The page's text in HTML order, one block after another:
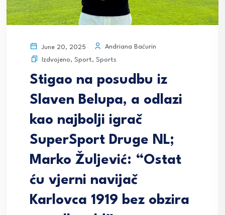
June 20, 2025
Andriana Baćurin
Izdvojeno, Sport, Sports
Stigao na posudbu iz
Slaven Belupa, a odlazi
kao najbolji igrač
SuperSport Druge NL;
Marko Žuljević: “Ostat
ću vjerni navijač
Karlovca 1919 bez obzira